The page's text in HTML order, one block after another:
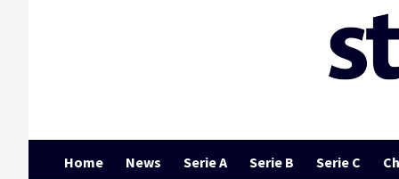
Home News Serie A Serie B Serie C